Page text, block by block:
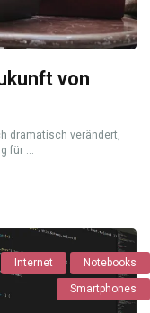
von
dramatisch verändert,
für ...
Internet Notebooks
Smartphones